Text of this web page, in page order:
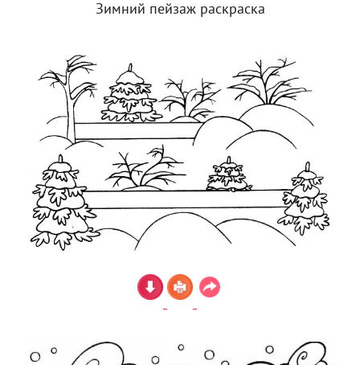
Зимний пейзаж раскраска